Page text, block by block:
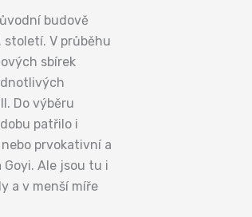
budově
století. V průběhu
sbírek
Do výběru
patřilo i
prvokativní a
Ale jsou tu i
a v menší míře